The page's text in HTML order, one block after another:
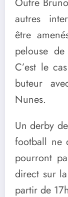
Outre
autres
être
pelouse
C’est le
buteur
Nunes.
Un derby
football ne
pourront
direct sur
partir de